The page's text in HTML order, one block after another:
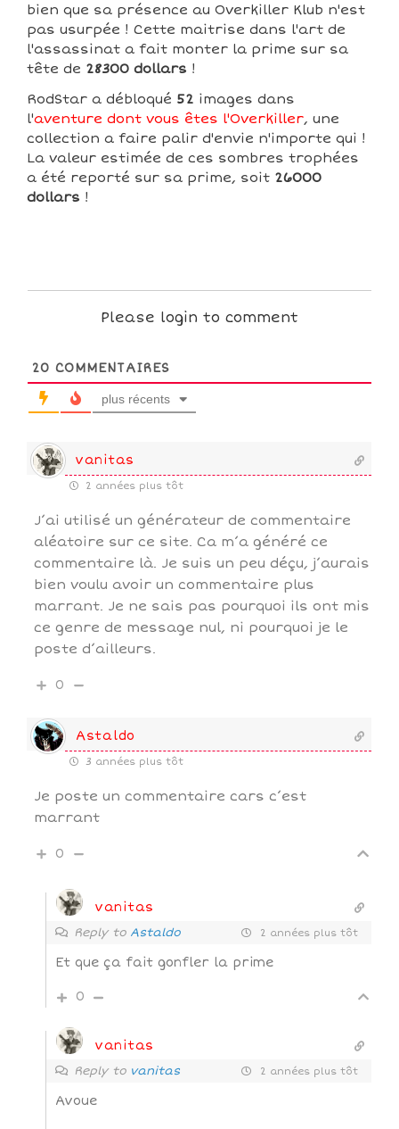
bien que sa présence au Overkiller Klub n'est
pas usurpée ! Cette maitrise dans l'art de
l'assassinat a fait monter la prime sur sa
tête de 28300 dollars !
RodStar a débloqué 52 images dans
l'aventure dont vous êtes l'Overkiller, une
collection a faire palir d'envie n'importe qui !
La valeur estimée de ces sombres trophées
a été reporté sur sa prime, soit 26000
dollars !
Please login to comment
20 COMMENTAIRES
plus récents
vanitas
2 années plus tôt
J’ai utilisé un générateur de commentaire
aléatoire sur ce site. Ca m’a généré ce
commentaire là. Je suis un peu déçu, j’aurais
bien voulu avoir un commentaire plus
marrant. Je ne sais pas pourquoi ils ont mis
ce genre de message nul, ni pourquoi je le
poste d’ailleurs.
0
Astaldo
3 années plus tôt
Je poste un commentaire cars c’est
marrant
0
vanitas
Reply to Astaldo 2 années plus tôt
Et que ça fait gonfler la prime
0
vanitas
Reply to vanitas 2 années plus tôt
Avoue